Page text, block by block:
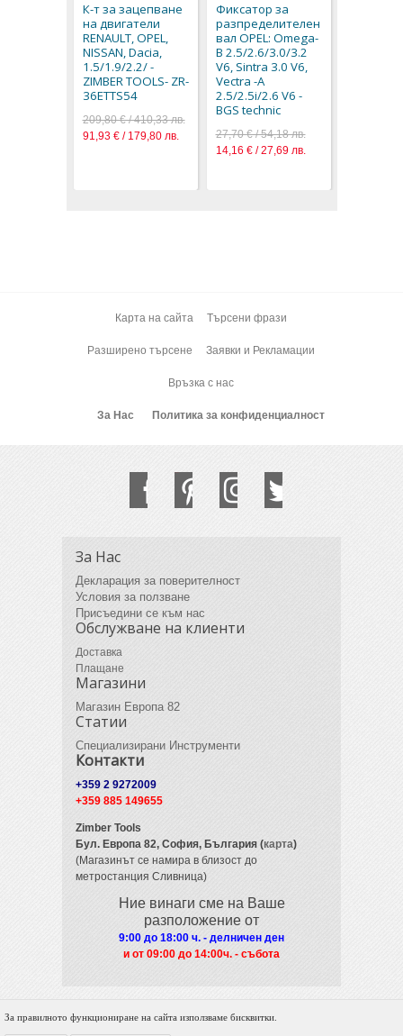
К-т за зацепване
на двигатели
RENAULT, OPEL,
NISSAN, Dacia,
1.5/1.9/2.2/ -
ZIMBER TOOLS- ZR-
36ETTS54
209,80 € / 410,33 лв.
91,93 € / 179,80 лв.
Фиксатор за
разпределителен
вал OPEL: Omega-
B 2.5/2.6/3.0/3.2
V6, Sintra 3.0 V6,
Vectra -A
2.5/2.5i/2.6 V6 -
BGS technic
27,70 € / 54,18 лв.
14,16 € / 27,69 лв.
Карта на сайта Търсени фрази
Разширено търсене Заявки и Рекламации
Връзка с нас
За Нас Политика за конфиденциалност
За Нас
Декларация за поверителност
Условия за ползване
Присъедини се към нас
Обслужване на клиенти
Доставка
Плащане
Магазини
Магазин Европа 82
Статии
Специализирани Инструменти
Контакти
+359 2 9272009
+359 885 149655
Zimber Tools
Бул. Европа 82, София, България (карта)
(Магазинът се намира в близост до
метростанция Сливница)
Ние винаги сме на Ваше
разположение от
9:00 до 18:00 ч. - делничен ден
и от 09:00 до 14:00ч. - събота
© 2012 Zimber Tools. All Rights Reserved.
За правилното функциониране на сайта използваме бисквитки.